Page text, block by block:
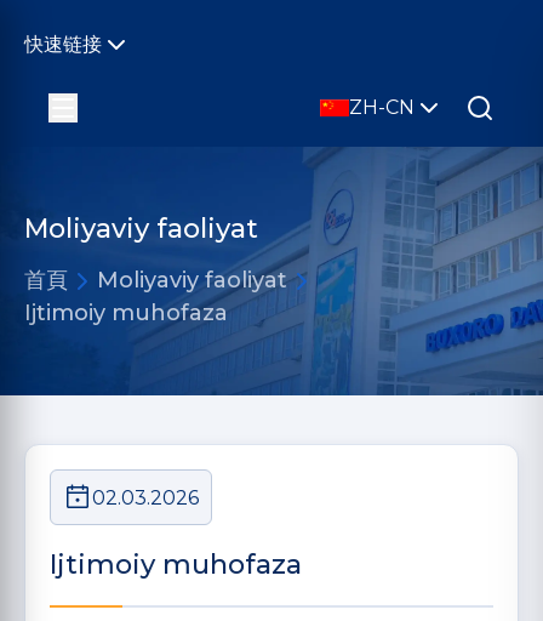
快速链接
ZH-CN
Moliyaviy faoliyat
首頁
Moliyaviy faoliyat
Ijtimoiy muhofaza
02.03.2026
Ijtimoiy muhofaza